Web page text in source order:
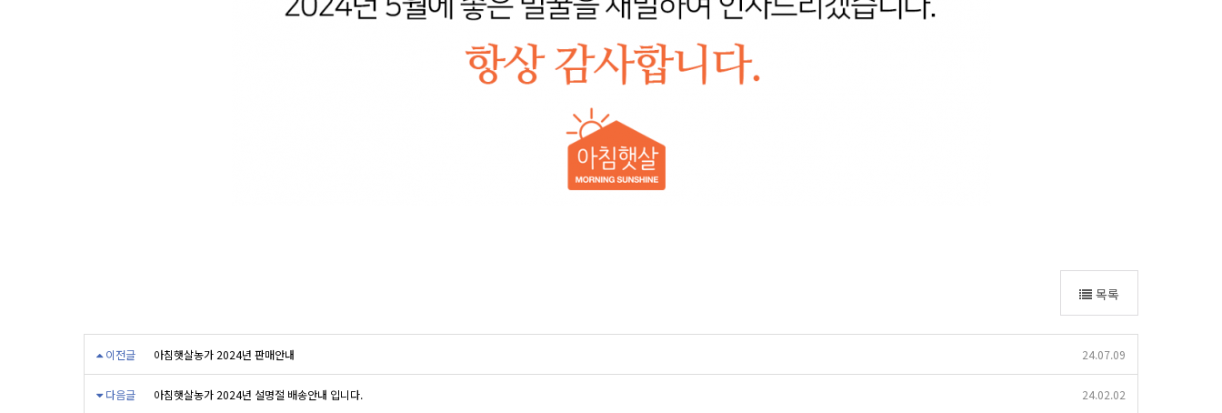
목록
이전글 아침햇살농가 2024년 판매안내 24.07.09
다음글 아침햇살농가 2024년 설명절 배송안내 입니다. 24.02.02